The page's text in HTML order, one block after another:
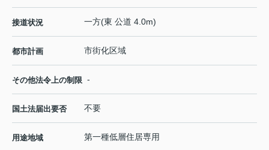
接道状況 一方(東 公道 4.0m)
都市計画 市街化区域
その他法令上の制限 -
国土法届出要否 不要
用途地域 第一種低層住居専用